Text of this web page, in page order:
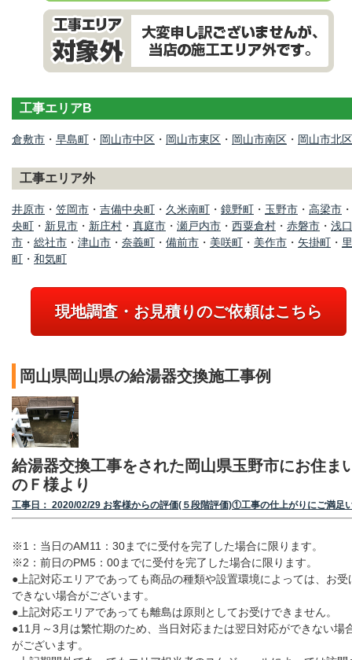
工事エリアB
倉敷市 ・ 早島町 ・ 岡山市中区 ・ 岡山市東区 ・ 岡山市南区 ・ 岡山市北区
工事エリア外
井原市 ・ 笠岡市 ・ 吉備中央町 ・ 久米南町 ・ 鏡野町 ・ 玉野市 ・ 高梁市 ・
央町 ・ 新見市 ・ 新庄村 ・ 真庭市 ・ 瀬戸内市 ・ 西粟倉村 ・ 赤磐市 ・ 浅口
市 ・ 総社市 ・ 津山市 ・ 奈義町 ・ 備前市 ・ 美咲町 ・ 美作市 ・ 矢掛町 ・
町 ・ 和気町
現地調査・お見積りのご依頼はこちら
岡山県岡山県の給湯器交換施工事例
給湯器交換工事をされた岡山県玉野市にお住ま
のＦ様より
工事日： 2020/02/29 お客様からの評価(５段階評価)①工事の仕上がりにご満足
※1：当日のAM11：30までに受付を完了した場合に限ります。
※2：前日のPM5：00までに受付を完了した場合に限ります。
●上記対応エリアであっても商品の種類や設置環境によっては、お受
できない場合がございます。
●上記対応エリアであっても離島は原則としてお受けできません。
●11月～3月は繁忙期のため、当日対応または翌日対応ができない場
がございます。